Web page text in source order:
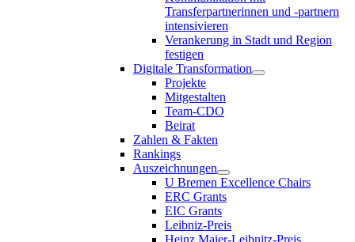
Transferpartnerinnen und -partnern
intensivieren
Verankerung in Stadt und Region
festigen
Digitale Transformation
Projekte
Mitgestalten
Team-CDO
Beirat
Zahlen & Fakten
Rankings
Auszeichnungen
U Bremen Excellence Chairs
ERC Grants
EIC Grants
Leibniz-Preis
Heinz Maier-Leibnitz-Preis